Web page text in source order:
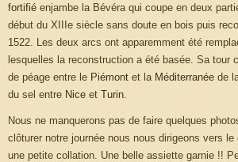
fortifié enjambe la Bévéra qui coupe en deux
début du XIIIe siècle sans doute en bois puis
1522. Les deux arcs ont apparemment été
lesquelles la reconstruction a été basée. Sa tour
de péage entre le Piémont et la Méditerranée de
du sel entre Nice et Turin
Nous ne manquerons pas de faire quelques
clôturer notre journée nous nous dirigeons vers le
une petite collation. Une belle assiette garnie !!